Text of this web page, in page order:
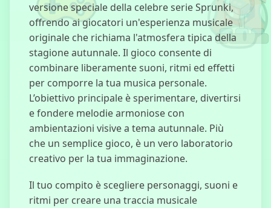
Corruptbox 3
x Sprunki
R.E.P.O
versione speciale della celebre serie Sprunki,
offrendo ai giocatori un'esperienza musicale
originale che richiama l'atmosfera tipica della
stagione autunnale. Il gioco consente di
combinare liberamente suoni, ritmi ed effetti
per comporre la tua musica personale.
L’obiettivo principale è sperimentare, divertirsi
e fondere melodie armoniose con
ambientazioni visive a tema autunnale. Più
che un semplice gioco, è un vero laboratorio
creativo per la tua immaginazione.
Il tuo compito è scegliere personaggi, suoni e
ritmi per creare una traccia musicale